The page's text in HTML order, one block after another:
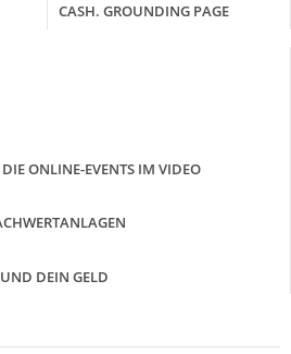
CASH. GROUNDING PAGE
ONLINE-EVENTS IM VIDEO
DEIN GELD